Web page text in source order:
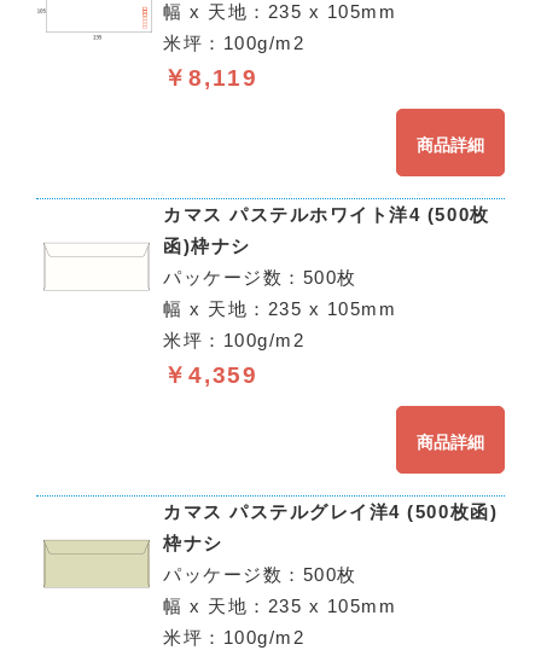
幅 x 天地：235 x 105mm
米坪：100g/m2
￥8,119
商品詳細
カマス パステルホワイト洋4 (500枚
函)枠ナシ
パッケージ数：500枚
幅 x 天地：235 x 105mm
米坪：100g/m2
￥4,359
商品詳細
カマス パステルグレイ洋4 (500枚函)
枠ナシ
パッケージ数：500枚
幅 x 天地：235 x 105mm
米坪：100g/m2